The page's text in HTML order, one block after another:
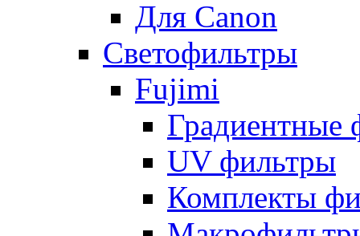
Для Canon
Светофильтры
Fujimi
Градиентные
UV фильтры
Комплекты